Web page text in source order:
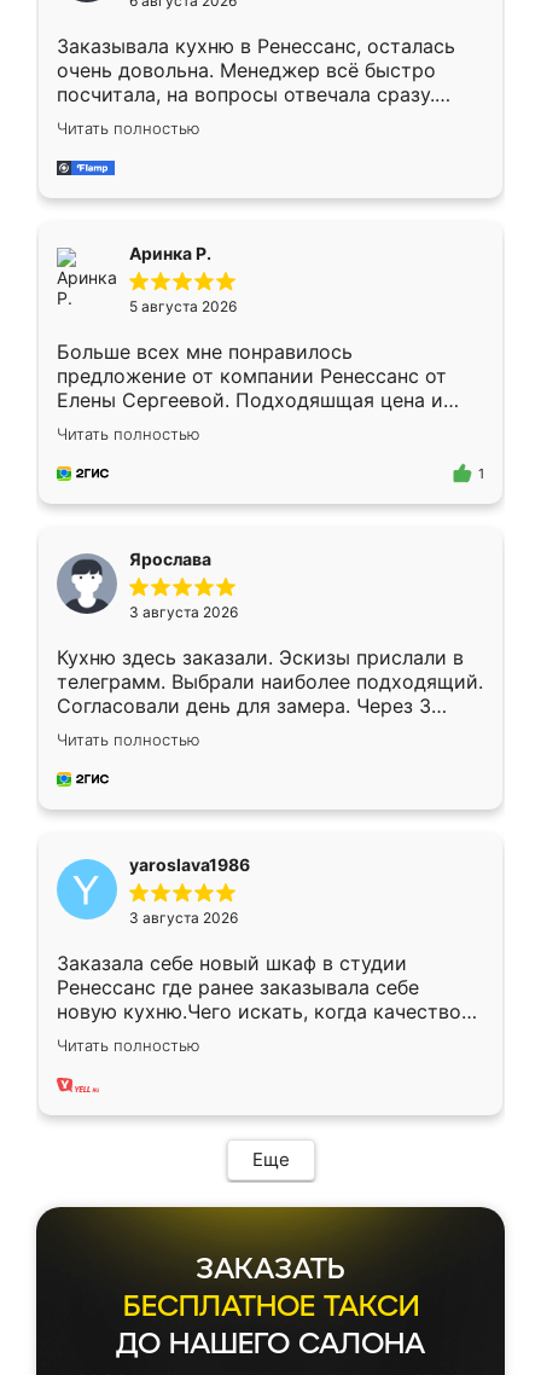
мебели буду заказывать только здесь.
Заказывала кухню в Ренессанс, осталась
очень довольна. Менеджер всё быстро
посчитала, на вопросы отвечала сразу.
Замерщик приехал в субботу, подошёл к
делу со всей ответственностью. Собрали
за день, ребята работали аккуратно, даже
Читать полностью
Аринка Р.
5 августа 2026
Больше всех мне понравилось
предложение от компании Ренессанс от
Елены Сергеевой. Подходяшщая цена и
короткие сроки изготовления. Приехавший
для замера сотрудник Владислав
предложил по моему эскизу самый
Читать полностью
1
Ярослава
3 августа 2026
Кухню здесь заказали. Эскизы прислали в
телеграмм. Выбрали наиболее подходящий.
Согласовали день для замера. Через 3
недели кухня была уже готова. Остались
довольны работой. Спасибо Ренессанс
мебель за качественную работу!
Читать полностью
yaroslava1986
3 августа 2026
Заказала себе новый шкаф в студии
Ренессанс где ранее заказывала себе
новую кухню.Чего искать, когда качеством
вполне довольна. Служит кухня уже почти
два года, нареканий нет.
Читать полностью
Еще
ЗАКАЗАТЬ
БЕСПЛАТНОЕ ТАКСИ
ДО НАШЕГО САЛОНА